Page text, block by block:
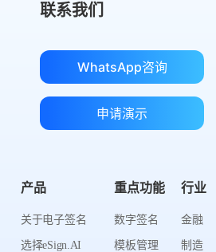
联系我们
WhatsApp咨询
申请演示
产品
关于电子签名
选择eSign.AI
重点功能
数字签名
模板管理
行业
金融
制造